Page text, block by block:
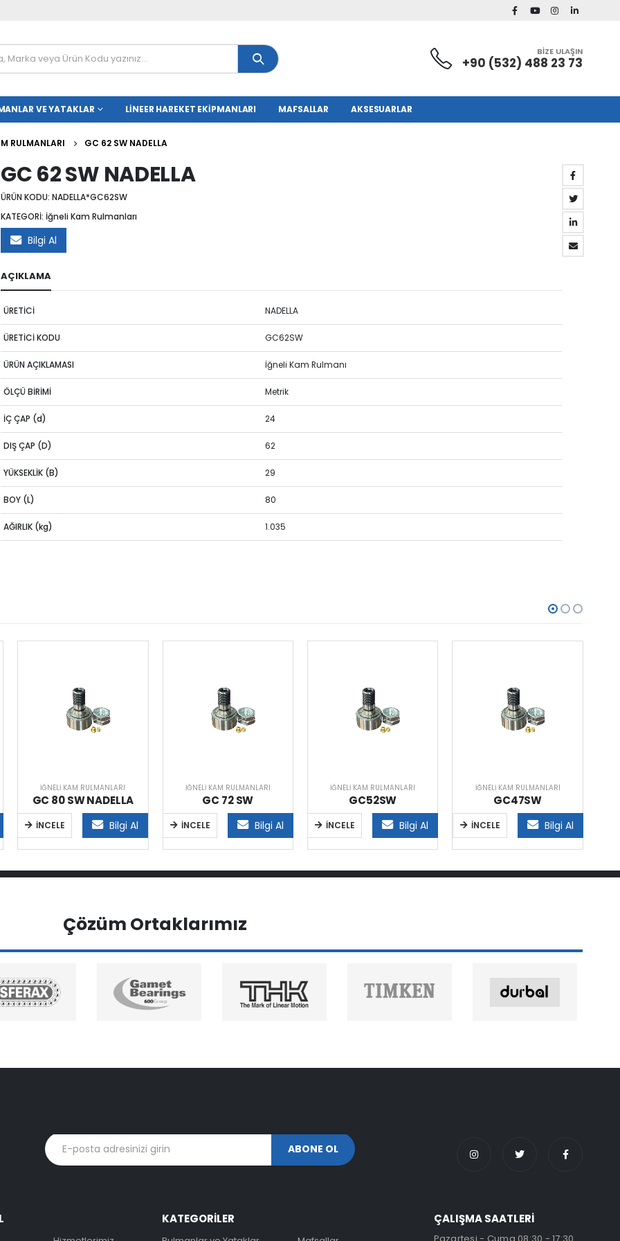
BİZE ULAŞIN
+90 (532) 488 23 73
VE YATAKLAR LINEER HAREKET EKIPMANLARI MAFSALLAR AKSESUARLAR
RULMANLARI GC 62 SW NADELLA
GC 62 SW NADELLA
ÜRÜN KODU:NADELLA*GC62SW
KATEGORİ: İğneli Kam Rulmanları
Bilgi Al
AÇIKLAMA
ÜRETİCİ NADELLA
ÜRETİCİ KODU GC62SW
ÜRÜN AÇIKLAMASI İğneli Kam Rulmanı
ÖLÇÜ BİRİMİ Metrik
İÇ ÇAP (d) 24
DIŞ ÇAP (D) 62
YÜKSEKLİK (B) 29
BOY (L) 80
AĞIRLIK (kg) 1.035
İĞNELI KAM RULMANLARI
GC 80 SW NADELLA
İNCELE Bilgi Al
İĞNELI KAM RULMANLARI
GC 72 SW
İNCELE Bilgi Al
İĞNELI KAM RULMANLARI
GC52SW
İNCELE Bilgi Al
İĞNELI KAM RULMANLARI
GC47SW
İNCELE Bilgi Al
Çözüm Ortaklarımız
KATEGORİLER ÇALIŞMA SAATLERİ